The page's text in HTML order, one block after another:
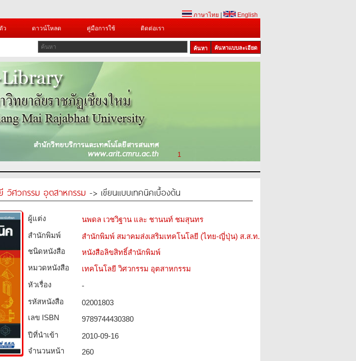
ภาษาไทย
English
ว ดาวน์โหลด คู่มือการใช้ ติดต่อเรา
ค้นหาแบบละเอียด
1
ยี วิศวกรรม อุตสาหกรรม -> เขียนแบบเทคนิคเบื้องต้น
ผู้แต่ง
นพดล เวชวิฐาน และ ชานนท์ ชมสุนทร
สำนักพิมพ์
สำนักพิมพ์ สมาคมส่งเสริมเทคโนโลยี (ไทย-ญี่ปุ่น) ส.ส.ท.
ชนิดหนังสือ­
หนังสือลิขสิทธิ์สำนักพิมพ์
หมวดหนังสือ­
เทคโนโลยี วิศวกรรม อุตสาหกรรม
หัวเรื่อง
-
รหัสหนังสือ­
02001803
เลข ISBN
9789744430380
ปีที่นำเข้า
2010-09-16
จำนวนหน้า
260